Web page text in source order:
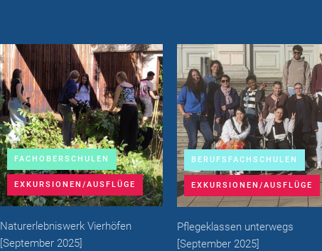
FACHOBERSCHULEN
EXKURSIONEN/AUSFLÜGE
Naturerlebniswerk Vierhöfen
[September 2025]
BERUFSFACHSCHULEN
EXKURSIONEN/AUSFLÜGE
Pflegeklassen unterwegs
[September 2025]